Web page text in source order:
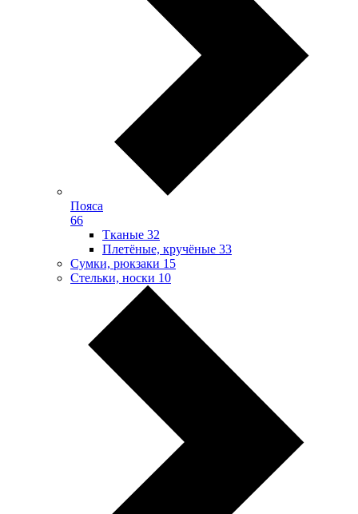
Пояса
66
Тканые 32
Плетёные, кручёные 33
Сумки, рюкзаки 15
Стельки, носки 10